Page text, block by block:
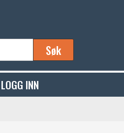
Søk
LOGG INN